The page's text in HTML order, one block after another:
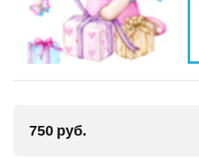
750 руб.